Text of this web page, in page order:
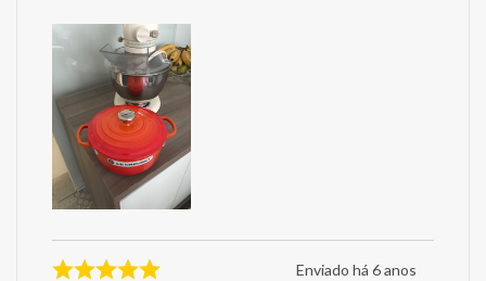
Enviado há 6 anos